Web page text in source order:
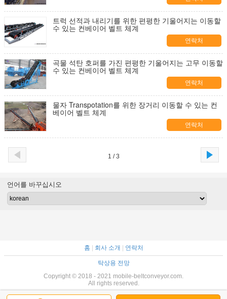
트럭 선적과 내리기를 위한 편평한 기울어지는 이동할
수 있는 컨베이어 벨트 체계
연락처
곡물 석탄 호퍼를 가진 편평한 기울어지는 고무 이동할
수 있는 컨베이어 벨트 체계
연락처
물자 Transpotation를 위한 장거리 이동할 수 있는 컨
베이어 벨트 체계
연락처
1 / 3
언어를 바꾸십시오
홈 회사 소개 연락처
탁상용 전망
Copyright © 2018 - 2021 mobile-beltconveyor.com.
All rights reserved.